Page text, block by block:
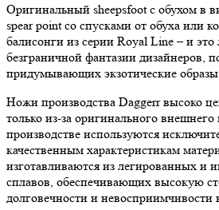
Оригинальный sheepsfoot с обухом в
spear point со спусками от обуха или
балисонги из серии Royal Line – и это
безграничной фантазии дизайнеров,
придумывающих экзотические
Ножи производства Daggerr высоко
только из-за оригинального
производстве используются
качественным характеристикам
изготавливаются из легированных и
сплавов, обеспечивающих высокую
долговечности и невосприимчивости